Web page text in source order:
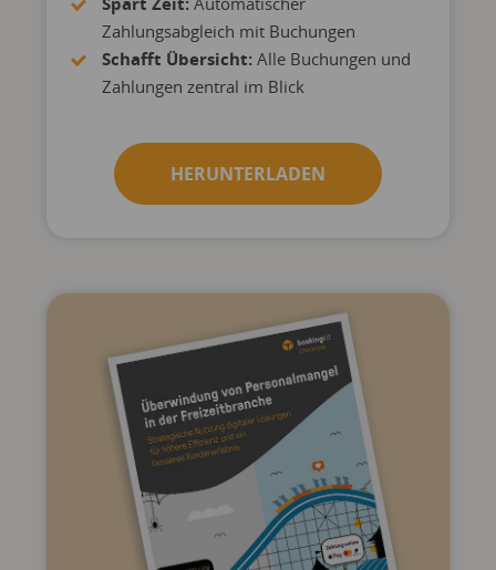
Zahlungsabgleich mit Buchungen
Schafft Übersicht:Alle Buchungen und
Zahlungen zentral im Blick
HERUNTERLADEN